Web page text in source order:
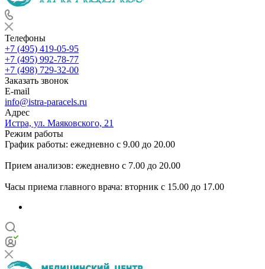
Телефоны
+7 (495) 419-05-95
+7 (495) 992-78-77
+7 (498) 729-32-00
Заказать звонок
E-mail
info@istra-paracels.ru
Адрес
Истра, ул. Маяковского, 21
Режим работы
График работы: ежедневно с 9.00 до 20.00
Прием анализов: ежедневно с 7.00 до 20.00
Часы приема главного врача: вторник с 15.00 до 17.00